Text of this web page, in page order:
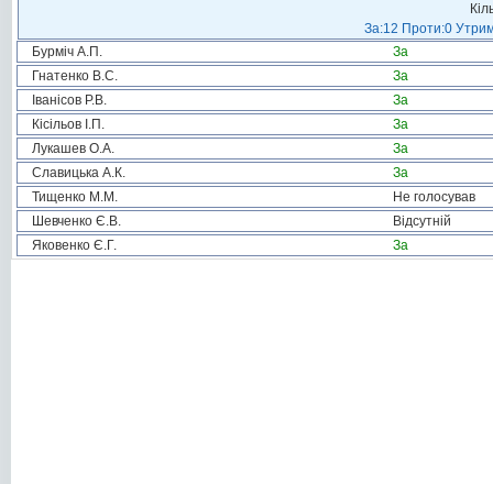
За:12 Проти:0
Бурміч А.П.
За
Гнатенко В.С.
За
Іванісов Р.В.
За
Кісільов І.П.
За
Лукашев О.А.
За
Славицька А.К.
За
Тищенко М.М.
Не голосував
Шевченко Є.В.
Відсутній
Яковенко Є.Г.
За